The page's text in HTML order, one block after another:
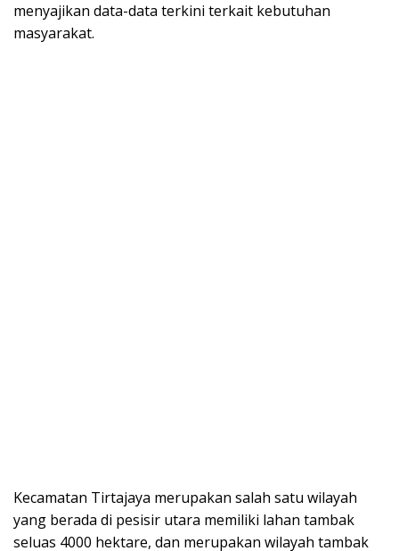
menyajikan data-data terkini terkait kebutuhan
masyarakat.
Kecamatan Tirtajaya merupakan salah satu wilayah
yang berada di pesisir utara memiliki lahan tambak
seluas 4000 hektare, dan merupakan wilayah tambak